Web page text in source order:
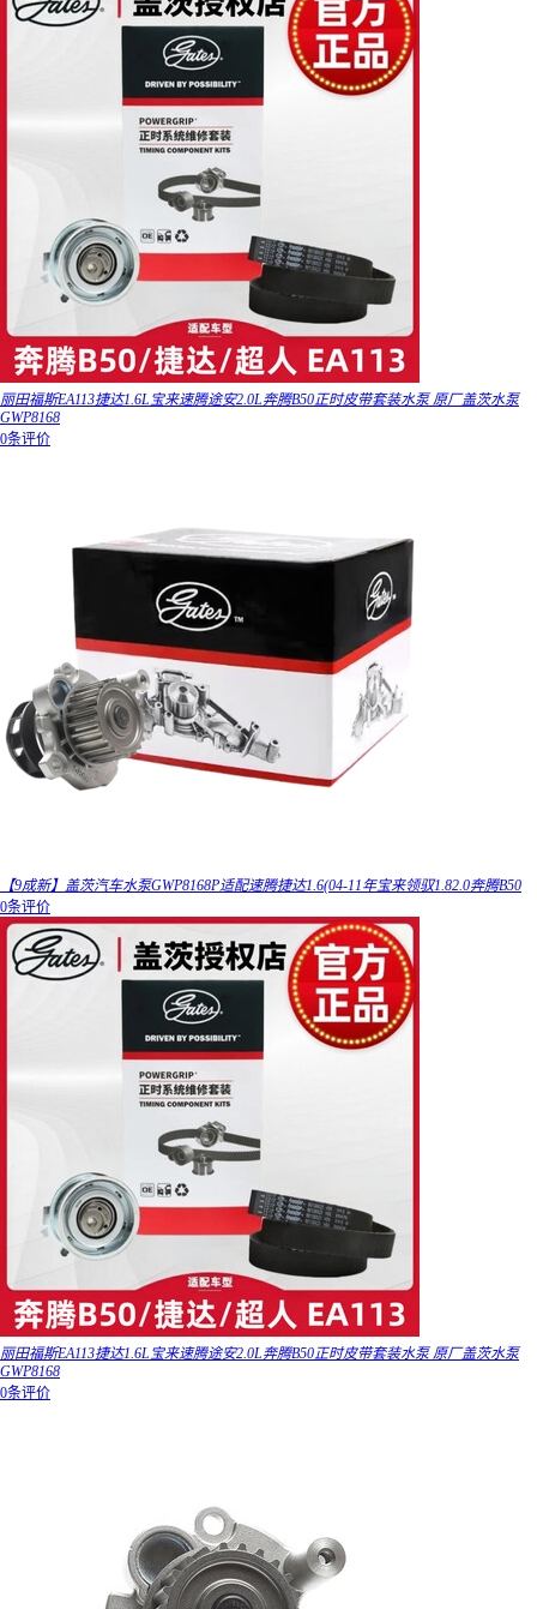
丽田福斯EA113捷达1.6L宝来速腾途安2.0L奔腾B50正时皮带套装水泵 原厂盖茨水泵
GWP8168
0条评价
【9成新】盖茨汽车水泵GWP8168P适配速腾捷达1.6(04-11年宝来领驭1.82.0奔腾B50
0条评价
丽田福斯EA113捷达1.6L宝来速腾途安2.0L奔腾B50正时皮带套装水泵 原厂盖茨水泵
GWP8168
0条评价